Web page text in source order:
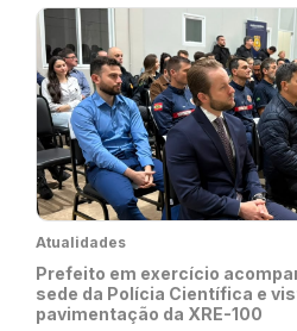
Atualidades
Prefeito em exercício
sede da Polícia Científica e
pavimentação da XRE-100